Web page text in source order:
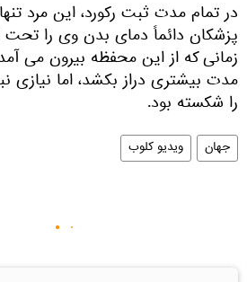
در تمام مدت ثبت رکورد، این مرد
پزشکان دائماً دمای بدن وی را تحت
زمانی که از این محفظه بیرون می
مدت بیشتری دراز بکشد، اما نیازی
را شکسته بود.
جهان ویدیو کلوب